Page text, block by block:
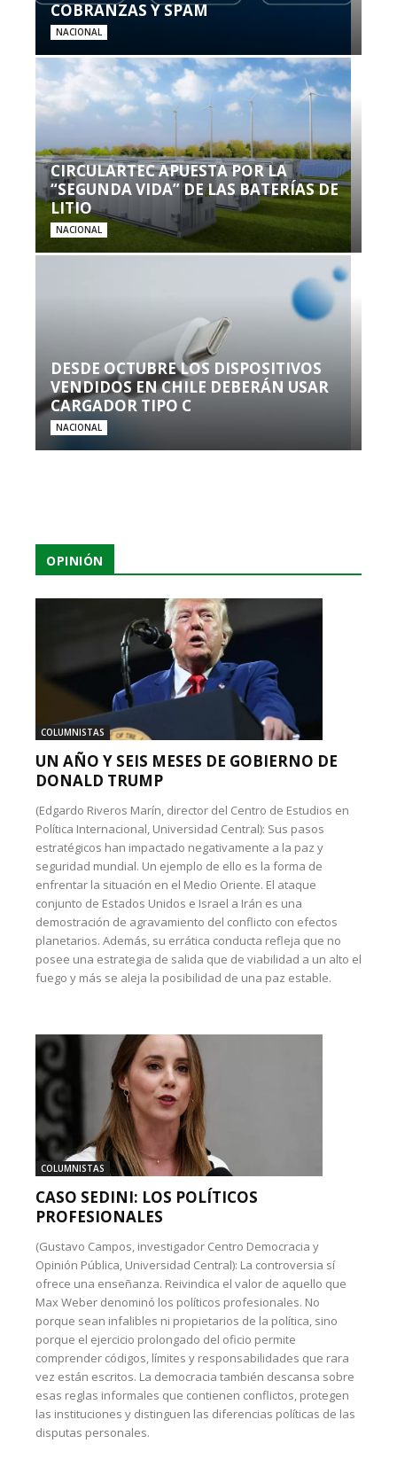
COBRANZAS Y SPAM
NACIONAL
CIRCULARTEC APUESTA POR LA
“SEGUNDA VIDA” DE LAS BATERÍAS DE
LITIO
NACIONAL
DESDE OCTUBRE LOS DISPOSITIVOS
VENDIDOS EN CHILE DEBERÁN USAR
CARGADOR TIPO C
NACIONAL
OPINIÓN
COLUMNISTAS
UN AÑO Y SEIS MESES DE GOBIERNO DE
DONALD TRUMP
(Edgardo Riveros Marín, director del Centro de Estudios en
Política Internacional, Universidad Central): Sus pasos
estratégicos han impactado negativamente a la paz y
seguridad mundial. Un ejemplo de ello es la forma de
enfrentar la situación en el Medio Oriente. El ataque
conjunto de Estados Unidos e Israel a Irán es una
demostración de agravamiento del conflicto con efectos
planetarios. Además, su errática conducta refleja que no
posee una estrategia de salida que de viabilidad a un alto el
fuego y más se aleja la posibilidad de una paz estable.
COLUMNISTAS
CASO SEDINI: LOS POLÍTICOS
PROFESIONALES
(Gustavo Campos, investigador Centro Democracia y
Opinión Pública, Universidad Central): La controversia sí
ofrece una enseñanza. Reivindica el valor de aquello que
Max Weber denominó los políticos profesionales. No
porque sean infalibles ni propietarios de la política, sino
porque el ejercicio prolongado del oficio permite
comprender códigos, límites y responsabilidades que rara
vez están escritos. La democracia también descansa sobre
esas reglas informales que contienen conflictos, protegen
las instituciones y distinguen las diferencias políticas de las
disputas personales.